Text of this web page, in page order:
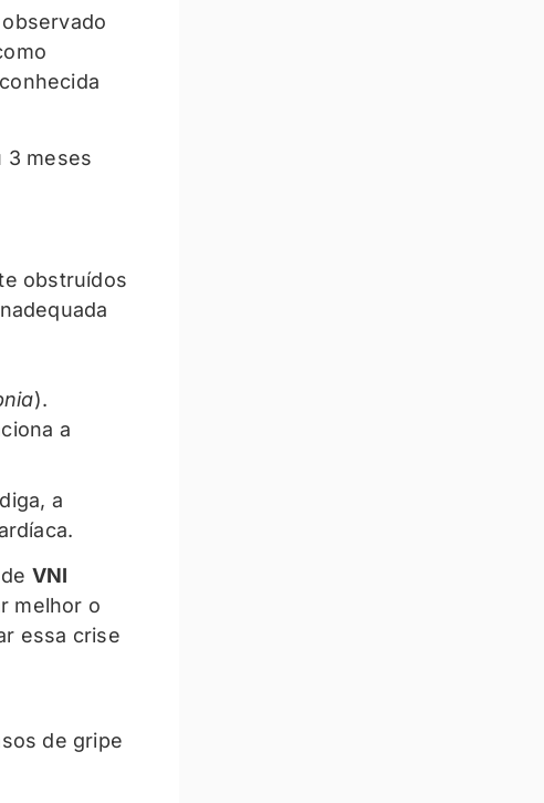
3 meses
obstruídos
).
a
a
VNI
melhor o
essa crise
de gripe